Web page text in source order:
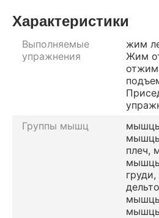
Характеристики
Выполняемые
упражнения
жим
Жим
Группы мышц
плеч,